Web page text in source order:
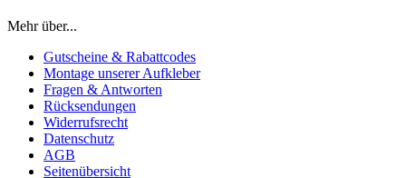
Mehr über...
Gutscheine & Rabattcodes
Montage unserer Aufkleber
Fragen & Antworten
Rücksendungen
Widerrufsrecht
Datenschutz
AGB
Seitenübersicht